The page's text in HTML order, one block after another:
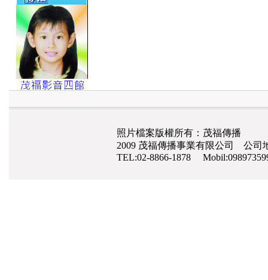
照片檔案版權所有：茂福傳播
2009 茂福傳播事業有限公司 公司
TEL:02-8866-1878